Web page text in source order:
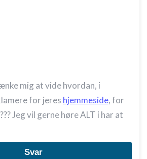
mig at vide hvordan, i
for jeres hjemmeside, for
Jeg vil gerne høre ALT i har at
Svar